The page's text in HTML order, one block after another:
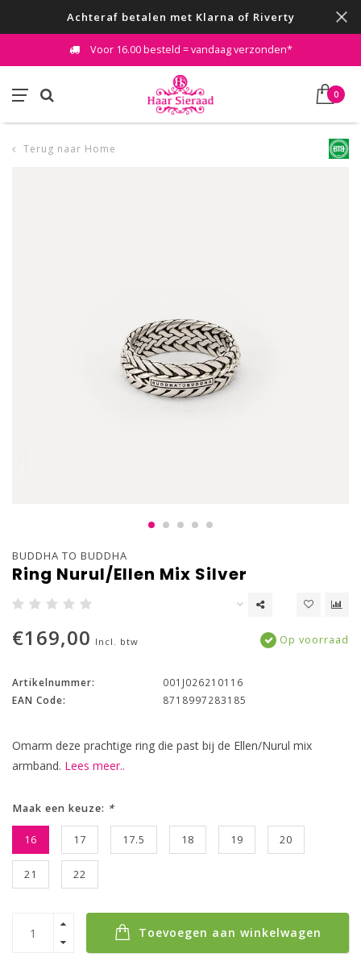
Achteraf betalen met Klarna of Riverty
Voor 16.00 besteld = vandaag verzonden*
0
Terug naar Home
BUDDHA TO BUDDHA
Ring Nurul/Ellen Mix Silver
€169,00 Incl. btw Op voorraad
Artikelnummer:
001J026210116
EAN Code:
8718997283185
Omarm deze prachtige ring die past bij de Ellen/Nurul mix
armband. Lees meer..
Maak een keuze: *
16 17 17.5 18 19 20
21 22
Toevoegen aan winkelwagen